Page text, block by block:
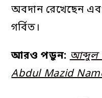
অবদান রেখেছেন
গর্বিত।
আরও পড়ুন:আব্দুল
Abdul Mazid